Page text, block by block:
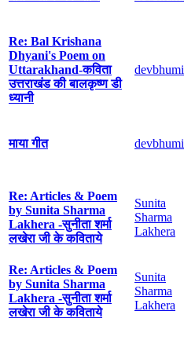
Re: Bal Krishana
Dhyani's Poem on
Uttarakhand-कविता
उत्तराखंड की बालकृष्ण डी
ध्यानी
devbhumi
माया गीत devbhumi
Re: Articles & Poem
by Sunita Sharma
Lakhera -सुनीता शर्मा
लखेरा जी के कविताये
Sunita
Sharma
Lakhera
Re: Articles & Poem
by Sunita Sharma
Lakhera -सुनीता शर्मा
लखेरा जी के कविताये
Sunita
Sharma
Lakhera